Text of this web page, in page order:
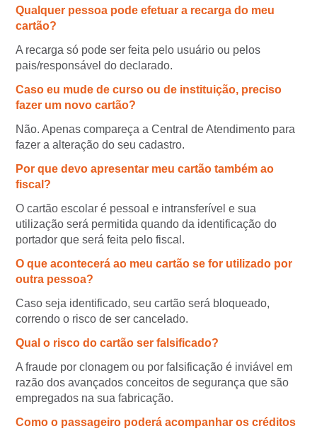
Qualquer pessoa pode efetuar a recarga do meu
cartão?
A recarga só pode ser feita pelo usuário ou pelos
pais/responsável do declarado.
Caso eu mude de curso ou de instituição, preciso
fazer um novo cartão?
Não. Apenas compareça a Central de Atendimento para
fazer a alteração do seu cadastro.
Por que devo apresentar meu cartão também ao
fiscal?
O cartão escolar é pessoal e intransferível e sua
utilização será permitida quando da identificação do
portador que será feita pelo fiscal.
O que acontecerá ao meu cartão se for utilizado por
outra pessoa?
Caso seja identificado, seu cartão será bloqueado,
correndo o risco de ser cancelado.
Qual o risco do cartão ser falsificado?
A fraude por clonagem ou por falsificação é inviável em
razão dos avançados conceitos de segurança que são
empregados na sua fabricação.
Como o passageiro poderá acompanhar os créditos